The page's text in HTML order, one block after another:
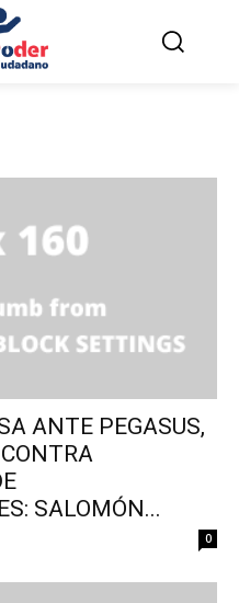
ANTE PEGASUS,
SALOMÓN...
0